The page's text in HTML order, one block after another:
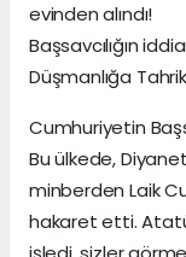
evinden alındı!
Başsavcılığın
Düşmanlığa
Cumhuriyetin
Bu ülkede,
minberden Laik
hakaret etti.